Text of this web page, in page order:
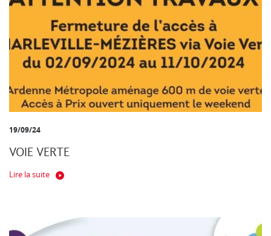
19/09/24
VOIE VERTE
Lire la suite